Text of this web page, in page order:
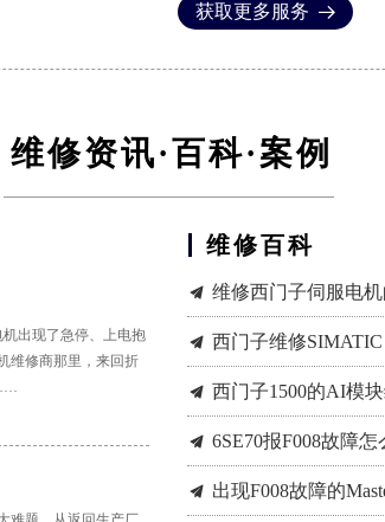
获取更多服务 뀠
维修资讯·百科·案例
维修百科
出现了急停、上电抱
维修商那里，来回折
西门子伺服电机电
西门子变频器G120
끔 维修西门子伺服电
끔 西门子维修SIMATIC
끔 西门子1500的AI模
끔 6SE70报F008故障
끔 出现F008故障的
840dsl轴做优化时
802D报警情况如何
关于西门子840D的
西门子维修6SL3120
如何通过Startdrive